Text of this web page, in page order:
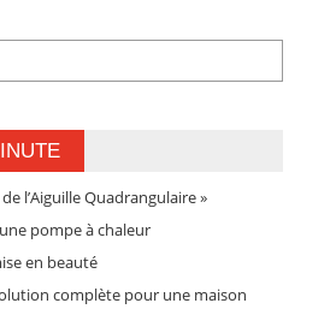
l’Aiguille Quadrangulaire »
pompe à chaleur
en beauté
complète pour une maison